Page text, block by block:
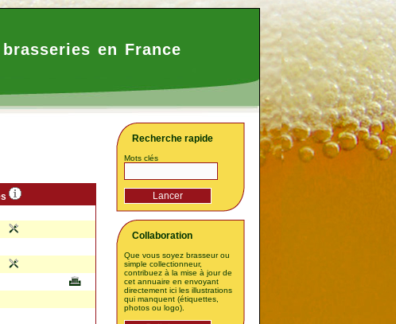
en France
Recherche rapide
Mots clés
Collaboration
Que vous soyez brasseur ou
simple collectionneur,
contribuez à la mise à jour de
cet annuaire en envoyant
directement ici les illustrations
qui manquent (étiquettes,
photos ou logo).